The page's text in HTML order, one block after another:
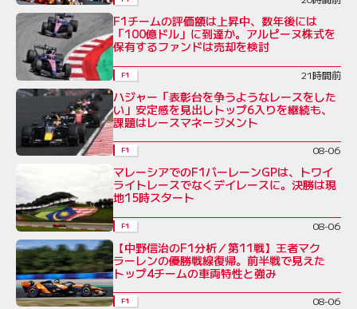
F1チームの評価額は上昇中、数年後には
「100億ドル」に到達か。アルピーヌ株式を
保有するファンドは売却を検討
F1 21時間前
ハジャー「表彰台を争うようなレースをした
い」安定感を見出しトップ6入りを継続も、
課題はレースマネージメント
F1 08-06
マレーシアでのF1バーレーンGPは、トワイ
ライトレースでなくデイレースに。決勝は現
地15時スタート
F1 08-06
【中野信治のF1分析／第11戦】王者マク
ラーレンの優勝戦線復帰。前半戦で見えた
トップ4チームの車両特性と強み
F1 08-06